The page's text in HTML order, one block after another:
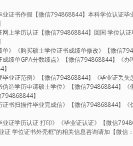
业证书作假【微信794868844】本科学位认证
网上学历认证【微信794868844】回国 学位认
单》《购买硕士学位证书成绩单修改》【微信
成绩单GPA分数绩点》【微信794868844】《
毕业证范例》【微信794868844】《毕业证丢失
伪造学历申请硕士学位》【微信794868844】
】
证书扫描件毕业完成信》【微信794868844】
业证学历认证 打印》《毕业证认证》【微信
证 学位证书外壳框”的相关信息咨询请加【微信